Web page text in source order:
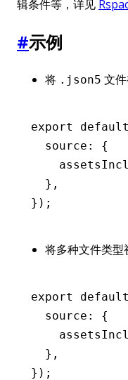
辑条件等，详见
#示例
将 .json5 文
export default
  source
:
{
  }
,
});
将多种文件类型
export default
  source
:
{
  }
,
});